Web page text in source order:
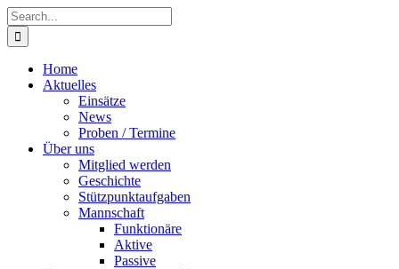
Skip
to
content
Search
for:
Home
Aktuelles
Einsätze
News
Proben / Termine
Über uns
Mitglied werden
Geschichte
Stützpunktaufgaben
Mannschaft
Funktionäre
Aktive
Passive